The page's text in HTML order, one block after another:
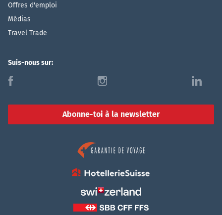
Offres d'emploi
Médias
Travel Trade
Suis-nous sur:
f i l
Abonne-toi à la newsletter